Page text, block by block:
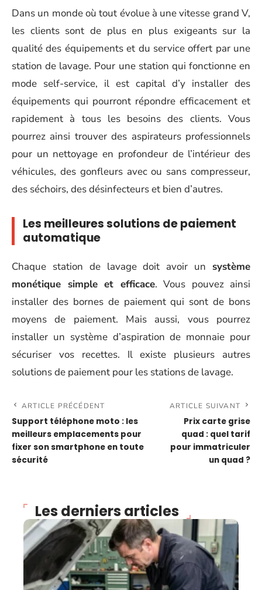
Dans un monde où tout évolue à une vitesse grand V,
les clients sont de plus en plus exigeants sur la
qualité des équipements et du service offert par une
station de lavage. Pour une station qui fonctionne en
mode self-service, il est capital d’y installer des
équipements qui pourront répondre efficacement et
rapidement à tous les besoins des clients. Vous
pourrez ainsi trouver des aspirateurs professionnels
pour un nettoyage en profondeur de l’intérieur des
véhicules, des gonfleurs avec ou sans compresseur,
des séchoirs, des désinfecteurs et bien d’autres.
Les meilleures solutions de paiement
automatique
Chaque station de lavage doit avoir un système
monétique simple et efficace. Vous pouvez ainsi
installer des bornes de paiement qui sont de bons
moyens de paiement. Mais aussi, vous pourrez
installer un système d’aspiration de monnaie pour
sécuriser vos recettes. Il existe plusieurs autres
solutions de paiement pour les stations de lavage.
ARTICLE PRÉCÉDENT
Support téléphone moto : les
meilleurs emplacements pour
fixer son smartphone en toute
sécurité
ARTICLE SUIVANT
Prix carte grise
quad : quel tarif
pour immatriculer
un quad ?
Les derniers articles